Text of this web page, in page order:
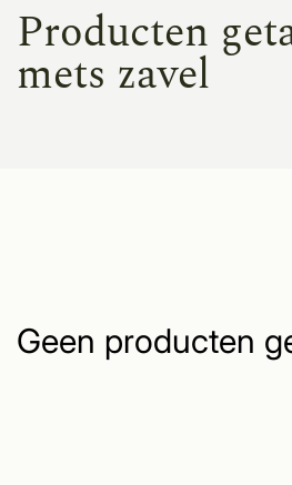
Producten
mets zavel
Geen producten